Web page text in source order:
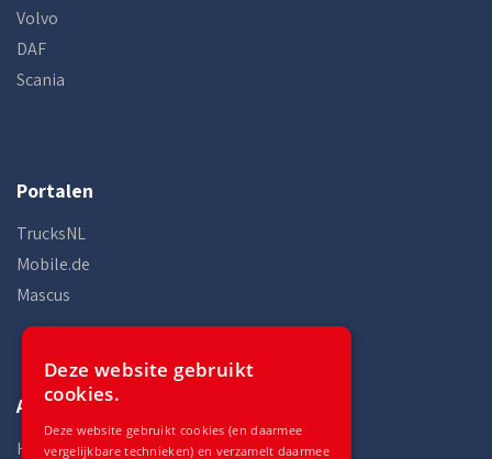
Volvo
DAF
Scania
Portalen
TrucksNL
Mobile.de
Mascus
Auto Gilles
Home
Deze website gebruikt
cookies.
Deze website gebruikt cookies (en daarmee
vergelijkbare technieken) en verzamelt daarmee